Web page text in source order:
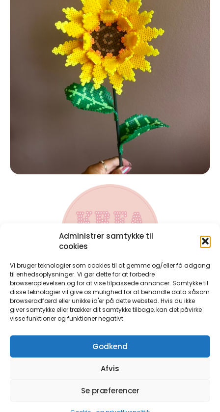
Administrer samtykke til
cookies
Vi bruger teknologier som cookies til at gemme og/eller få adgang
til enhedsoplysninger. Vi gør dette for at forbedre
browseroplevelsen og for at vise tilpassede annoncer. Samtykke til
disse teknologier vil give os mulighed for at behandle data såsom
browseradfærd eller unikke id'er på dette websted. Hvis du ikke
giver samtykke eller trækker dit samtykke tilbage, kan det påvirke
visse funktioner og funktioner negativt.
Godkend
Afvis
Se præferencer
Kontakt
Har du spørgsmål til bøgerne, eller har du spørgsmål til en
bestilling du allerede har lavet, så kontakt mig på:
Ønsker du et samarbejde, eller er du forhandler og ønsker
at have perlebøgerne i din butik, så skriv endelig.
Persondatapolitik